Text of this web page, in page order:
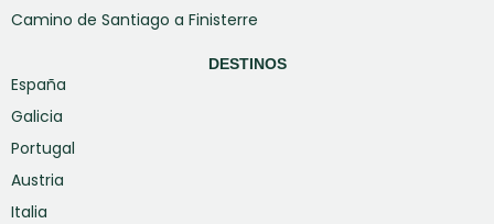
Camino de Santiago a Finisterre
DESTINOS
España
Galicia
Portugal
Austria
Italia